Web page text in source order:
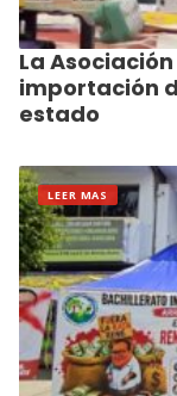
La
importación
estado
LEER MAS